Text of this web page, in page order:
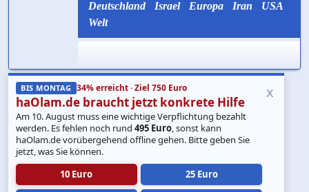
Deutschland Israel Europa Iran
USA
Welt
BIS MONTAG 34% erreicht · Ziel 750 Euro
haOlam.de braucht jetzt konkrete Hilfe
Am 10. August muss eine wichtige Verpflichtung bezahlt
werden. Es fehlen noch rund495 Euro, sonst kann
haOlam.de vorübergehend offline gehen. Bitte geben Sie
jetzt, was Sie können.
10 Euro
25 Euro
x